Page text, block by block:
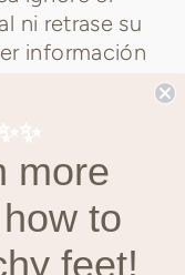
ni retrase su
información
enlaces a
se
StepStrong
de
more
to
feet!